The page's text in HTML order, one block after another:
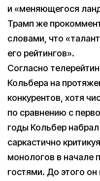
и «меняющегося
Трамп же
словами, что
его рейтингов».
Согласно
Кольбера на
конкурентов, хотя
по сравнению с
годы Кольбер
саркастично
монологов в начале
гостями. До этого